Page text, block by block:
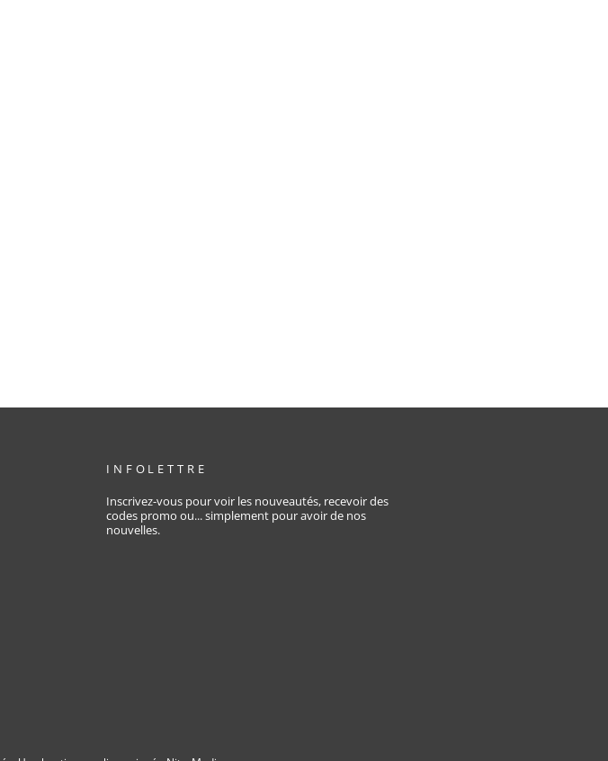
INFOLETTRE
Inscrivez-vous pour voir les nouveautés, recevoir des
codes promo ou... simplement pour avoir de nos
nouvelles.